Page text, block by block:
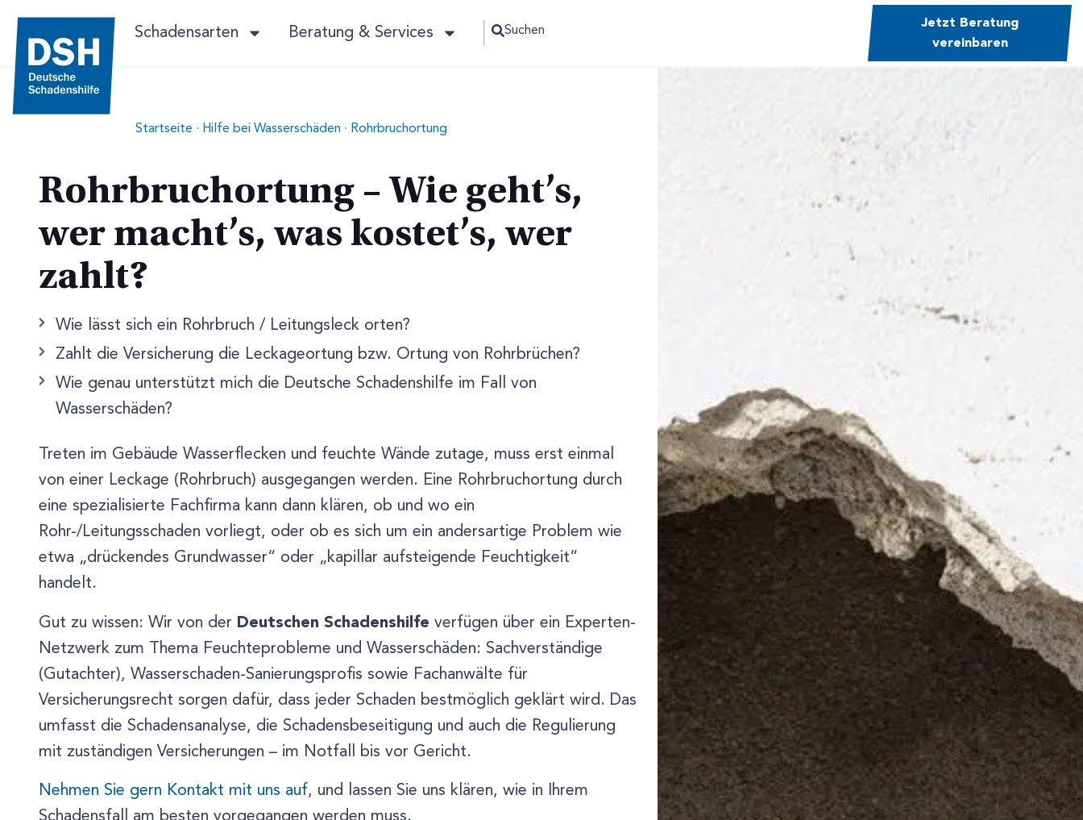
Schadensarten Beratung & Services Suchen
Jetzt Beratung
vereinbaren
Startseite · Hilfe bei Wasserschäden · Rohrbruchortung
Rohrbruchortung – Wie geht’s,
wer macht’s, was kostet’s, wer
zahlt?
Wie lässt sich ein Rohrbruch / Leitungsleck orten?
Zahlt die Versicherung die Leckageortung bzw. Ortung von Rohrbrüchen?
Wie genau unterstützt mich die Deutsche Schadenshilfe im Fall von
Wasserschäden?
Treten im Gebäude Wasserflecken und feuchte Wände zutage, muss erst einmal
von einer Leckage (Rohrbruch) ausgegangen werden. Eine Rohrbruchortung durch
eine spezialisierte Fachfirma kann dann klären, ob und wo ein
Rohr-/Leitungsschaden vorliegt, oder ob es sich um ein andersartige Problem wie
etwa „drückendes Grundwasser“ oder „kapillar aufsteigende Feuchtigkeit“
handelt.
Gut zu wissen: Wir von der Deutschen Schadenshilfe verfügen über ein Experten-
Netzwerk zum Thema Feuchteprobleme und Wasserschäden: Sachverständige
(Gutachter), Wasserschaden-Sanierungsprofis sowie Fachanwälte für
Versicherungsrecht sorgen dafür, dass jeder Schaden bestmöglich geklärt wird. Das
umfasst die Schadensanalyse, die Schadensbeseitigung und auch die Regulierung
mit zuständigen Versicherungen – im Notfall bis vor Gericht.
Nehmen Sie gern Kontakt mit uns auf, und lassen Sie uns klären, wie in Ihrem
Schadensfall am besten vorgegangen werden muss.